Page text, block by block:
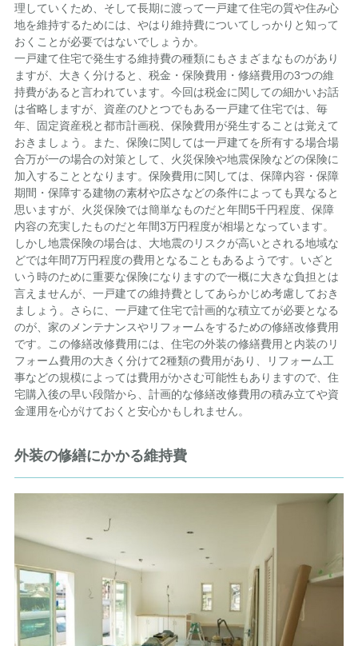
理していくため、そして長期に渡って一戸建て住宅の質や住み心
地を維持するためには、やはり維持費についてしっかりと知って
おくことが必要ではないでしょうか。
一戸建て住宅で発生する維持費の種類にもさまざまなものがあり
ますが、大きく分けると、税金・保険費用・修繕費用の3つの維
持費があると言われています。今回は税金に関しての細かいお話
は省略しますが、資産のひとつでもある一戸建て住宅では、毎
年、固定資産税と都市計画税、保険費用が発生することは覚えて
おきましょう。また、保険に関しては一戸建てを所有する場合場
合万が一の場合の対策として、火災保険や地震保険などの保険に
加入することとなります。保険費用に関しては、保障内容・保障
期間・保障する建物の素材や広さなどの条件によっても異なると
思いますが、火災保険では簡単なものだと年間5千円程度、保障
内容の充実したものだと年間3万円程度が相場となっています。
しかし地震保険の場合は、大地震のリスクが高いとされる地域な
どでは年間7万円程度の費用となることもあるようです。いざと
いう時のために重要な保険になりますので一概に大きな負担とは
言えませんが、一戸建ての維持費としてあらかじめ考慮しておき
ましょう。さらに、一戸建て住宅で計画的な積立てが必要となる
のが、家のメンテナンスやリフォームをするための修繕改修費用
です。この修繕改修費用には、住宅の外装の修繕費用と内装のリ
フォーム費用の大きく分けて2種類の費用があり、リフォーム工
事などの規模によっては費用がかさむ可能性もありますので、住
宅購入後の早い段階から、計画的な修繕改修費用の積み立てや資
金運用を心がけておくと安心かもしれません。
外装の修繕にかかる維持費